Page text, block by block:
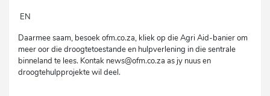
EN
Daarmee saam, besoek ofm.co.za, kliek op die Agri Aid-banier om
meer oor die droogtetoestande en hulpverlening in die sentrale
binneland te lees. Kontak news@ofm.co.za as jy nuus en
droogtehulpprojekte wil deel.